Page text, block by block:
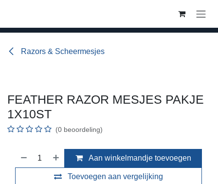
Razors & Scheermesjes
FEATHER RAZOR MESJES PAKJE
1X10ST
(0 beoordeling)
Aan winkelmandje toevoegen
Toevoegen aan vergelijking